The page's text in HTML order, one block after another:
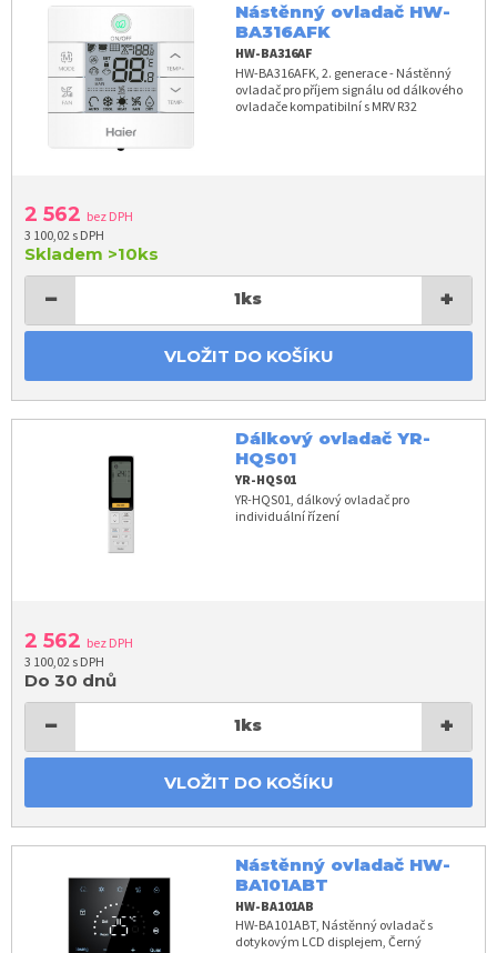
Nástěnný ovladač HW-
BA316AFK
HW-BA316AF
HW-BA316AFK, 2. generace - Nástěnný
ovladač pro příjem signálu od dálkového
ovladače kompatibilní s MRV R32
2 562 bez DPH
3 100,02 s DPH
Skladem >10ks
− 1ks +
VLOŽIT DO KOŠÍKU
Dálkový ovladač YR-
HQS01
YR-HQS01
YR-HQS01, dálkový ovladač pro
individuální řízení
2 562 bez DPH
3 100,02 s DPH
Do 30 dnů
− 1ks +
VLOŽIT DO KOŠÍKU
Nástěnný ovladač HW-
BA101ABT
HW-BA101AB
HW-BA101ABT, Nástěnný ovladač s
dotykovým LCD displejem, Černý